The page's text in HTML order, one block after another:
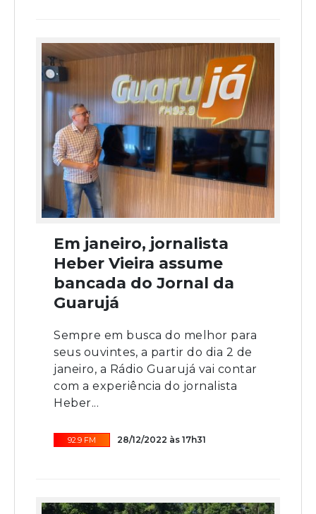
Em janeiro, jornalista
Heber Vieira assume
bancada do Jornal da
Guarujá
Sempre em busca do melhor para
seus ouvintes, a partir do dia 2 de
janeiro, a Rádio Guarujá vai contar
com a experiência do jornalista
Heber...
92.9 FM 28/12/2022 às 17h31